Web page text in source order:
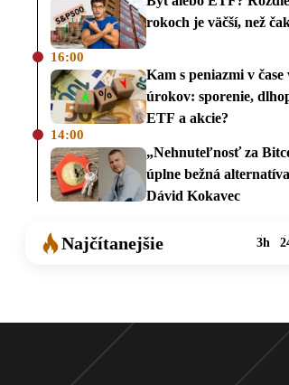
rokoch je väčší, než
16:00
Kam s peniazmi v čase
úrokov: sporenie,
ETF a akcie?
14:00
„Nehnuteľnosť za
úplne bežná
Dávid Kokavec
Najčítanejšie 3h